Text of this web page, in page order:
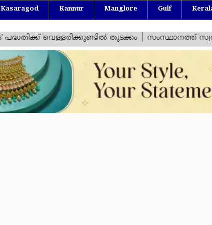
Kasaragod Kannur Manglore Gulf